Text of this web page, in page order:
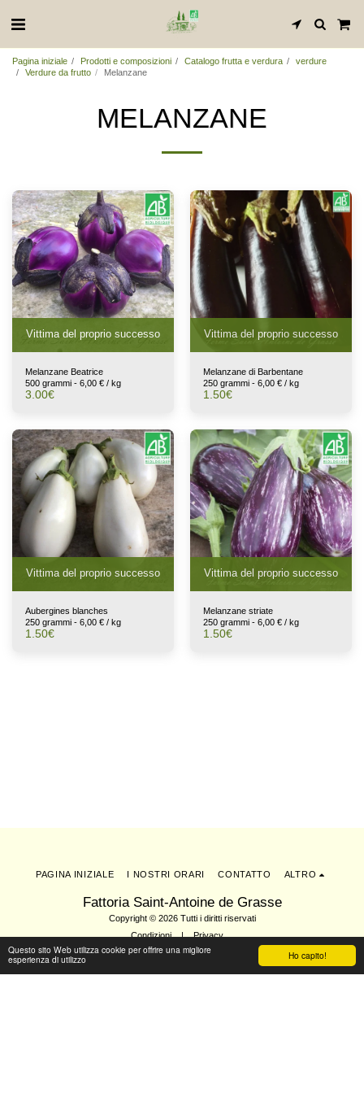
Ho capito!
Questo sito Web utilizza cookie per offrire una migliore
esperienza di utilizzo
Pagina iniziale Prodotti e composizioni Catalogo frutta e verdura
verdure
Verdure da frutto
Melanzane
MELANZANE
Vittima del proprio successo
Melanzane Beatrice
500 grammi - 6,00 € / kg
3.00€
Vittima del proprio successo
Melanzane di Barbentane
250 grammi - 6,00 € / kg
1.50€
Vittima del proprio successo
Aubergines blanches
250 grammi - 6,00 € / kg
1.50€
Vittima del proprio successo
Melanzane striate
250 grammi - 6,00 € / kg
1.50€
Fattoria Saint-Antoine de Grasse
Copyright © 2026 Tutti i diritti riservati
Condizioni|Privacy
PAGINA INIZIALE I NOSTRI ORARI CONTATTO ALTRO